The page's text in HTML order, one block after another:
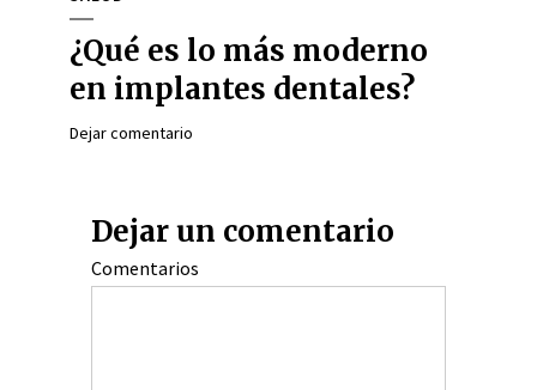
¿Qué es lo más moderno
en implantes dentales?
Dejar comentario
Dejar un comentario
Comentarios